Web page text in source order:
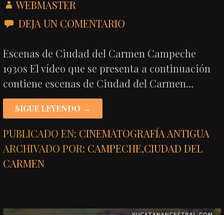
WEBMASTER
DEJA UN COMENTARIO
Escenas de Ciudad del Carmen Campeche
1930s El vídeo que se presenta a continuación
contiene escenas de Ciudad del Carmen…
SIGUE LEYENDO →
PUBLICADO EN: CINEMATOGRAFÍA ANTIGUA
ARCHIVADO POR: CAMPECHE,CIUDAD DEL
CARMEN